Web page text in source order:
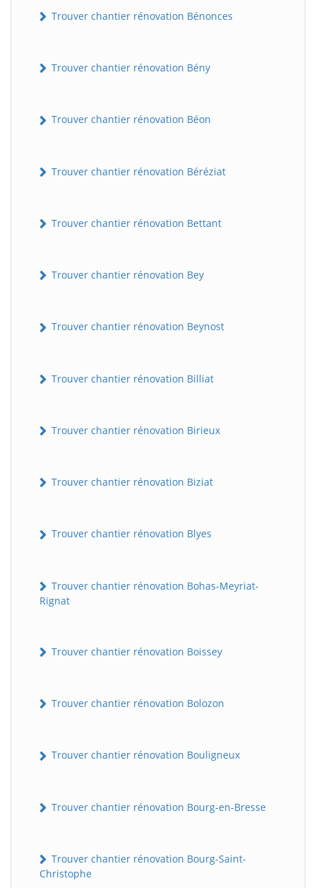
Trouver chantier rénovation Bénonces
Trouver chantier rénovation Bény
Trouver chantier rénovation Béon
Trouver chantier rénovation Béréziat
Trouver chantier rénovation Bettant
Trouver chantier rénovation Bey
Trouver chantier rénovation Beynost
Trouver chantier rénovation Billiat
Trouver chantier rénovation Birieux
Trouver chantier rénovation Biziat
Trouver chantier rénovation Blyes
Trouver chantier rénovation Bohas-Meyriat-
Rignat
Trouver chantier rénovation Boissey
Trouver chantier rénovation Bolozon
Trouver chantier rénovation Bouligneux
Trouver chantier rénovation Bourg-en-Bresse
Trouver chantier rénovation Bourg-Saint-
Christophe